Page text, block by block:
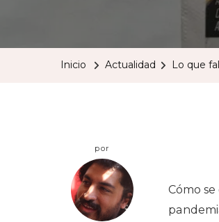
Inicio Actualidad Lo que
por
Cómo